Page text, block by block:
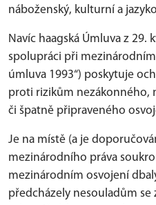
náboženský, kulturní a
Navíc haagská Úmluva z 29.
spolupráci při mezinárodním
úmluva 1993“) poskytuje
proti rizikům nezákonného,
či špatně připraveného
Je na místě (a je
mezinárodního práva
mezinárodním osvojení
předcházely nesouladům se